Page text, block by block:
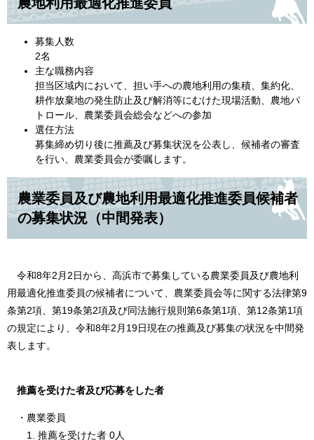
募集人数
2名
主な職務内容
担当区域内において、担い手への農地利用の集積、集約化、
耕作放棄地の発生防止及び解消等にむけた現場活動、農地パ
トロール、農業委員会総会などへの参加
選任方法
募集締め切り後に推薦及び募集状況を公表し、候補者の審査
を行い、農業委員会が委嘱します。
農業委員及び農地利用最適化推進委員候補者
の募集状況（中間発表）
令和8年2月2日から、高浜市で募集している農業委員及び農地利
用最適化推進委員の候補者について、農業委員会等に関する法律第9
条第2項、第19条第2項及び同法施行規則第6条第1項、第12条第1項
の規定により、令和8年2月19日現在の推薦及び募集の状況を中間発
表します。
推薦を受けた者及び応募をした者
・農業委員
1. 推薦を受けた者 0人